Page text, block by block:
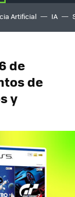
Artificial IA
de
de
y